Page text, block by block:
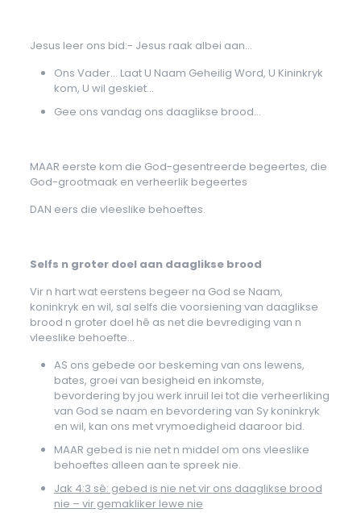
Jesus leer ons bid:- Jesus raak albei aan…
Ons Vader… Laat U Naam Geheilig Word, U Kininkryk
kom, U wil geskiet…
Gee ons vandag ons daaglikse brood…
MAAR eerste kom die God-gesentreerde begeertes, die
God-grootmaak en verheerlik begeertes
DAN eers die vleeslike behoeftes.
Selfs n groter doel aan daaglikse brood
Vir n hart wat eerstens begeer na God se Naam,
koninkryk en wil, sal selfs die voorsiening van daaglikse
brood n groter doel hê as net die bevrediging van n
vleeslike behoefte…
AS ons gebede oor beskeming van ons lewens,
bates, groei van besigheid en inkomste,
bevordering by jou werk inruil lei tot die verheerliking
van God se naam en bevordering van Sy koninkryk
en wil, kan ons met vrymoedigheid daaroor bid.
MAAR gebed is nie net n middel om ons vleeslike
behoeftes alleen aan te spreek nie.
Jak 4:3 sê: gebed is nie net vir ons daaglikse brood
nie – vir gemakliker lewe nie